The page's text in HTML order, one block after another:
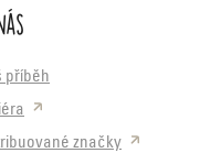
příběh
značky